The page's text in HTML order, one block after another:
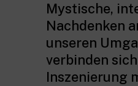
Mystische,
Nachdenken
unseren
verbinden
Inszenierung